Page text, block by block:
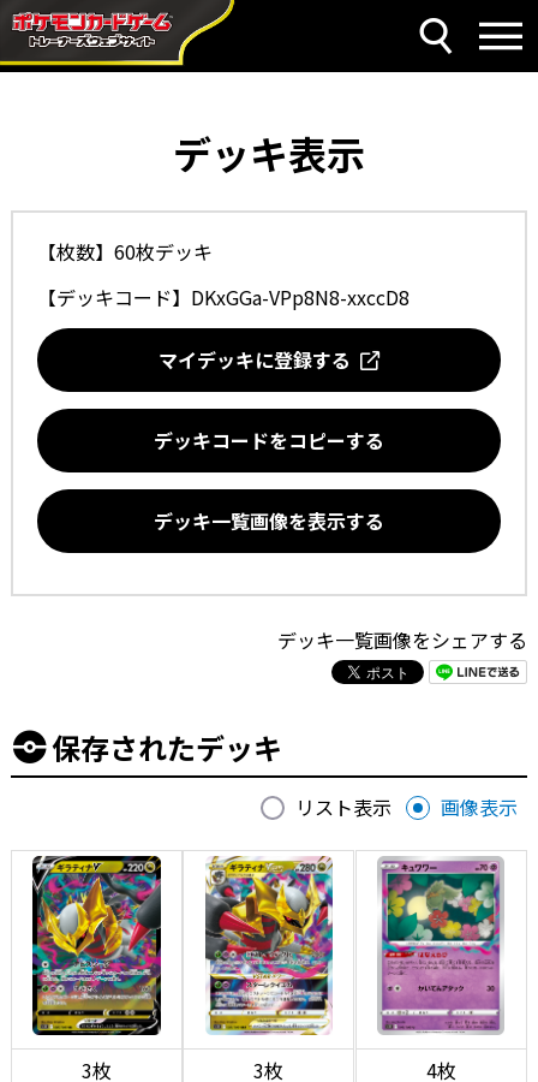
デッキ表示
【枚数】60枚デッキ
【デッキコード】 DKxGGa-VPp8N8-xxccD8
マイデッキに登録する
デッキコードをコピーする
デッキ一覧画像を表示する
デッキ一覧画像をシェアする
保存されたデッキ
リスト表示 画像表示
3枚 3枚 4枚